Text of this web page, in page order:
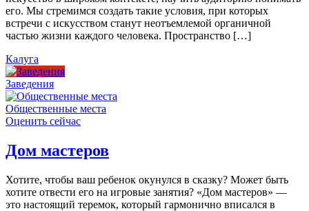
его. Мы стремимся создать такие условия, при которых
встречи с искусством станут неотъемлемой органичной
частью жизни каждого человека. Пространство […]
Калуга
Заведения
Общественные места
Оценить сейчас
Дом мастеров
Хотите, чтобы ваш ребенок окунулся в сказку? Может быть
хотите отвести его на игровые занятия? «Дом мастеров» —
это настоящий теремок, который гармонично вписался в